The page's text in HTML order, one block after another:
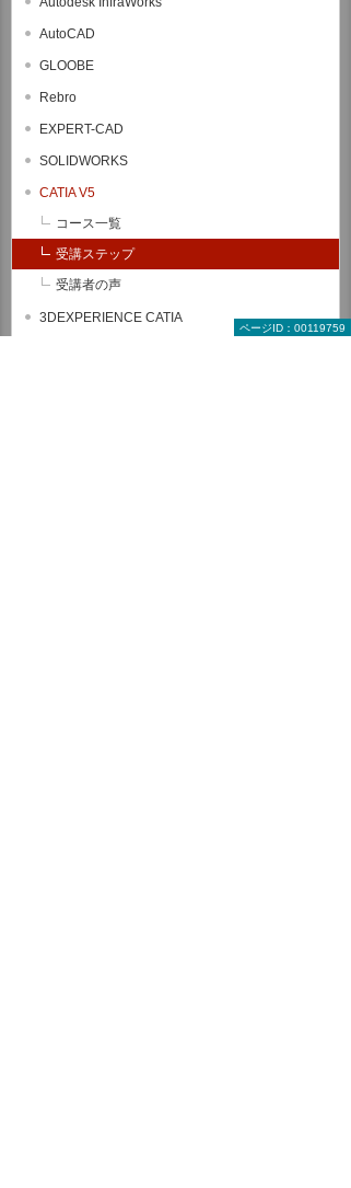
ページID：00119759
AutoCAD
GLOOBE
Rebro
EXPERT-CAD
SOLIDWORKS
CATIA V5
コース一覧
受講ステップ
受講者の声
3DEXPERIENCE CATIA